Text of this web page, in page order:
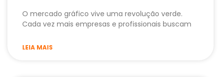
O mercado gráfico vive uma revolução verde.
Cada vez mais empresas e profissionais buscam
LEIA MAIS